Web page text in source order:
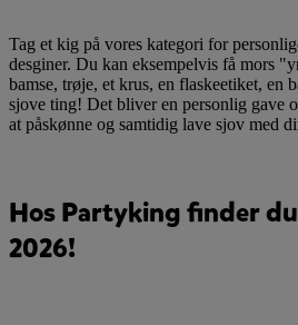
Tag et kig på vores kategori for
desginer. Du kan eksempelvis få mors
bamse, trøje, et krus, en flaskeetiket, en
sjove ting! Det bliver en personlig gave
at påskønne og samtidig lave sjov med
Hos Partyking finder
2026!